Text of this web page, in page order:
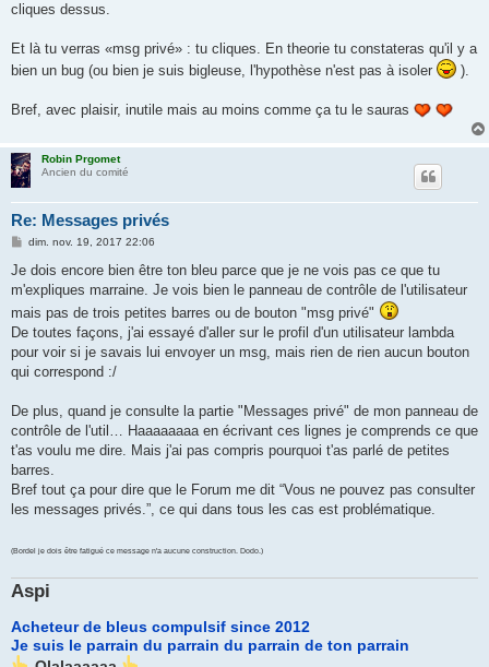
cliques dessus.
Et là tu verras «msg privé» : tu cliques. En theorie tu constateras qu'il y a
bien un bug (ou bien je suis bigleuse, l'hypothèse n'est pas à isoler
).
Bref, avec plaisir, inutile mais au moins comme ça tu le sauras
Robin Prgomet
Ancien du comité
Re: Messages privés
M
s
a
e
dim. nov. 19, 2017 22:06
Je dois encore bien être ton bleu parce que je ne vois pas ce que tu
m'expliques marraine. Je vois bien le panneau de contrôle de l'utilisateur
mais pas de trois petites barres ou de bouton "msg privé"
De toutes façons, j'ai essayé d'aller sur le profil d'un utilisateur lambda
pour voir si je savais lui envoyer un msg, mais rien de rien aucun bouton
qui correspond :/
De plus, quand je consulte la partie "Messages privé" de mon panneau de
contrôle de l'util… Haaaaaaaa en écrivant ces lignes je comprends ce que
t'as voulu me dire. Mais j'ai pas compris pourquoi t'as parlé de petites
barres.
Bref tout ça pour dire que le Forum me dit “Vous ne pouvez pas consulter
les messages privés.”, ce qui dans tous les cas est problématique.
(Bordel je dois être fatigué ce message n'a aucune construction. Dodo.)
Aspi
Acheteur de bleus compulsif since 2012
Je suis le parrain du parrain du parrain de ton parrain